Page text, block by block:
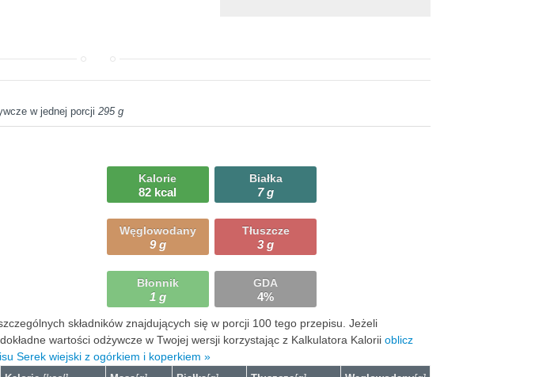
w jednej porcji 295 g
Kalorie
82 kcal
Białka
7 g
Węglowodany
9 g
Tłuszcze
3 g
Błonnik
1 g
GDA
4%
składników znajdujących się w porcji 100 tego przepisu. Jeżeli
wartości odżywcze w Twojej wersji korzystając z Kalkulatora Kalorii oblicz
Serek wiejski z ogórkiem i koperkiem »